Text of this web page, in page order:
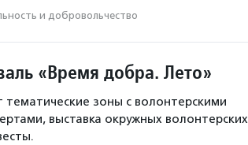
и доброволь­чест­во
«Время добра. Лето»
зоны с волонтерскими
выставка окружных волонтерских